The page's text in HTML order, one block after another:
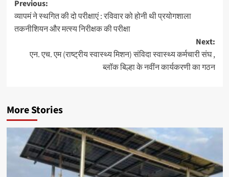
Post
navigation
Previous:
व्यापमं ने स्थगित की दो परीक्षाएं : रविवार को होनी थी प्रयोगशाला
तकनीशियन और मत्स्य निरीक्षक की परीक्षा
Next:
एन. एच. एम (राष्ट्रीय स्वास्थ्य मिशन) संविदा स्वास्थ्य कर्मचारी संघ ,
ब्लॉक बिल्हा के नवींन कार्यकरणी का गठन
More Stories